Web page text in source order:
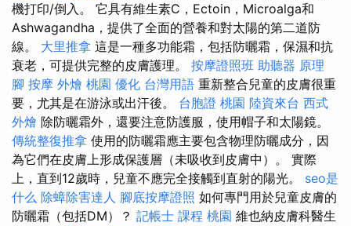
機打印/倒入。 它具有維生素C，Ectoin，Microalga和
Ashwagandha，提供了全面的營養和對太陽的第二道防
線。 大里推拿 這是一種多功能霜，包括防曬霜，保濕和抗
衰老，可提供完整的皮膚護理。 按摩證照班 助聽器 原理
腳 按摩 外燴 桃園 優化 台灣用語 重新整合兒童的皮膚很重
要，尤其是在游泳或出汗後。 台胞證 桃園 陸資來台 西式
外燴 除防曬霜外，還要注意防護服，使用帽子和太陽鏡。
傳統整復推拿 使用的防曬霜應主要包含物理防曬成分，因
為它們在皮膚上形成保護層（未吸收到皮膚中）。 實際
上，直到12歲時，兒童不應完全接觸到直射的陽光。 seo是
什么 除蟑除害達人 腳底按摩證照 如何專門用於兒童皮膚的
防曬霜（包括DM）？ 記帳士 課程 桃園 維也納皮膚科醫生